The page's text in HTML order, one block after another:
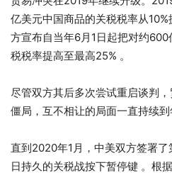
亿美元中国商品的关税税率从
方宣布自当年6月1日起把对约
税税率提高至最高25% 。
尽管双方其后多次尝试重启谈判
僵局，互不相让的局面一直持续到
直到2020年1月，中美双方签署
日持久的关税战按下暂停键 。根